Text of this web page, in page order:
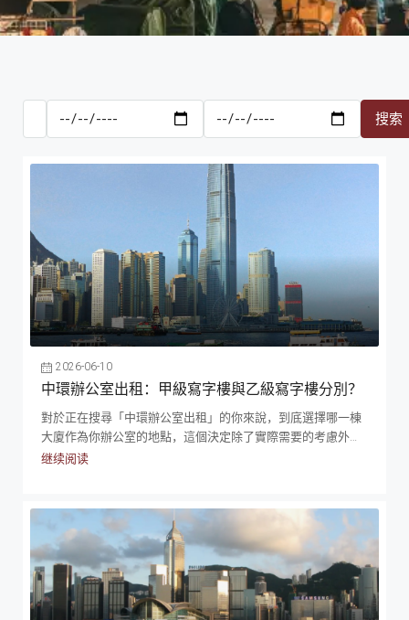
2026-06-10
中環辦公室出租：甲級寫字樓與乙級寫字樓分別？
對於正在搜尋「中環辦公室出租」的你來說，到底選擇哪一棟
大廈作為你辦公室的地點，這個決定除了實際需要的考慮外，
也有情感的因素，關乎你的公司在市場上的「感知價值」。你
管理，將每一分錢都花在業務增長而非那個辦公室地址上？香
港寫字樓的生態系統就像一個階級分明的社會，從頂級的甲級
商廈，到實用的乙級寫字樓，再到隱身於舊區的丙級大廈，每
一個不同級數的寫字樓單位都有其獨特的生存法則與客群。這
不僅僅是租金高低的問題，也是實用率、額外費用、甚至身份
象徵的分別。 中環辦公室分級解碼：了解甲、乙、丙級寫字樓
继续阅读